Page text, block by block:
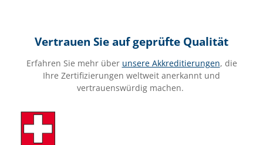
Vertrauen Sie auf geprüfte Qualität
Erfahren Sie mehr über unsere Akkreditierungen, die
Ihre Zertifizierungen weltweit anerkannt und
vertrauenswürdig machen.